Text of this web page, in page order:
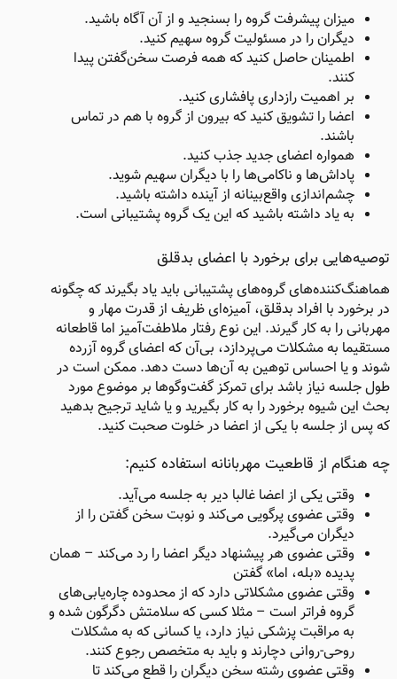
میزان پیشرفت گروه را بسنجید و از آن آگاه باشید.
دیگران را در مسئولیت گروه سهیم کنید.
اطمینان حاصل کنید که همه فرصت سخن‌گفتن پیدا
کنند.
بر اهمیت رازداری پافشاری کنید.
اعضا را تشویق کنید که بیرون از گروه با هم در تماس
باشند.
همواره اعضای جدید جذب کنید.
پاداش‌ها و ناکامی‌ها را با دیگران سهیم شوید.
چشم‌اندازی واقع‌بینانه از آینده داشته باشید.
به یاد داشته باشید که این یک گروه پشتیبانی است.
توصیه‌هایی برای برخورد با اعضای بدقلق ​
هماهنگ‌کننده‌های گروه‌های پشتیبانی باید یاد بگیرند که چگونه
در برخورد با افراد بدقلق، آمیزه‌ای ظریف از قدرت مهار و
مهربانی را به کار گیرند. این نوع رفتار ملاطفت‌آمیز اما قاطعانه
مستقیما به مشکلات می‌پردازد، بی‌آ‌ن که اعضای گروه آزرده
شوند و یا احساس توهین به آن‌ها دست دهد. ممکن است در
طول جلسه نیاز باشد برای تمرکز گفت‌وگوها بر موضوع مورد
بحث این شیوه برخورد را به کار بگیرید و یا شاید ترجیح بدهید
که پس از جلسه با یکی از اعضا در خلوت صحبت کنید.
چه هنگام از قاطعیت مهربانانه استفاده کنیم:
وقتی یکی از اعضا غالبا دیر به جلسه می‌آید.
وقتی عضوی پرگویی می‌کند و نوبت سخن گفتن را از
دیگران می‌گیرد.
وقتی عضوی هر پیشنهاد دیگر اعضا را رد می‌کند – همان
پدیده «بله، اما» گفتن
وقتی عضوی مشکلاتی دارد که از محدوده چاره‌یابی‌های
گروه فراتر است – مثلا کسی که سلامتش دگرگون شده و
به مراقبت پزشکی نیاز دارد، یا کسانی که به مشکلات
روحی‌-روانی دچارند و باید به متخصص رجوع کنند.
وقتی عضوی رشته سخن دیگران را قطع می‌کند تا